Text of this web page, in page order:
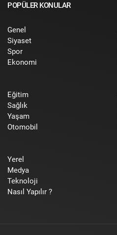
POPÜLER KONULAR
Genel
Siyaset
Spor
Ekonomi
Eğitim
Sağlık
Yaşam
Otomobil
Yerel
Medya
Teknoloji
Nasıl Yapılır ?